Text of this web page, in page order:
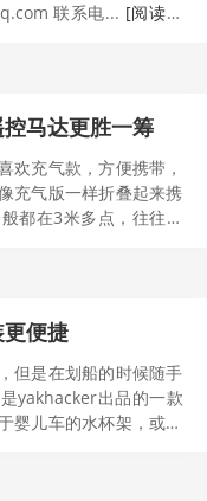
联系电... [阅读更
马达更胜一筹
欢充气款，方便携带，
充气版一样折叠起来携
都在3米多点，往往速
便捷
但是在划船的时候随手
yakhacker出品的一款
婴儿车的水杯架，或者